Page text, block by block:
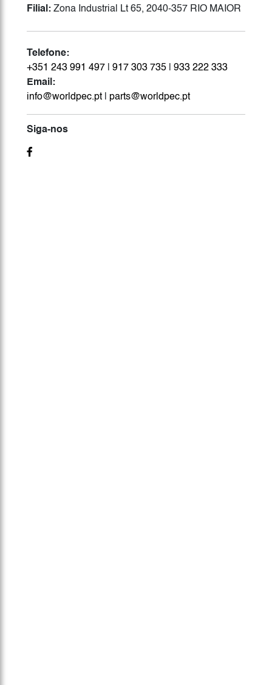
Filial: Zona Industrial Lt 65, 2040-357 RIO MAIOR
Telefone:
+351 243 991 497
917 303 735
933 222 333
Email:
info@worldpec.pt
parts@worldpec.pt
Siga-nos